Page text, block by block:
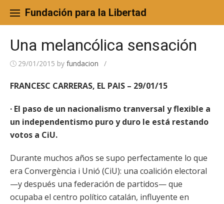
content
Fundación para la Libertad
Una melancólica sensación
29/01/2015 by fundacion /
FRANCESC CARRERAS, EL PAIS – 29/01/15
· El paso de un nacionalismo tranversal y flexible a
un independentismo puro y duro le está restando
votos a CiU.
Durante muchos años se supo perfectamente lo que
era Convergència i Unió (CiU): una coalición electoral
—y después una federación de partidos— que
ocupaba el centro político catalán, influyente en